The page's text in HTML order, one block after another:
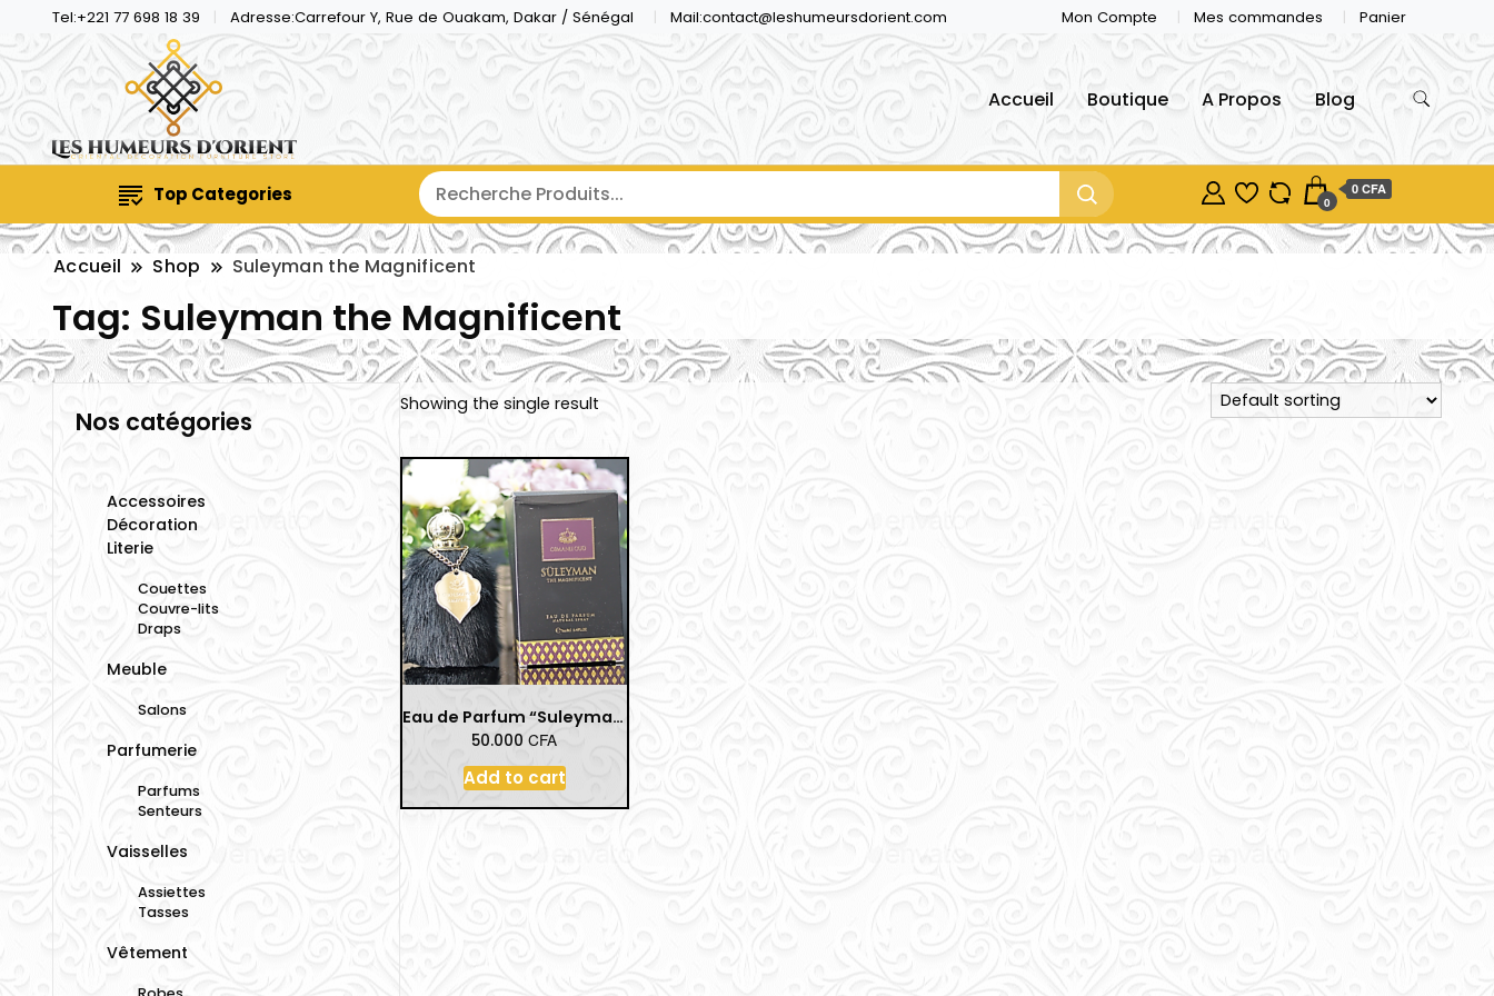
Tel:+221 77 698 18 39 Adresse:Carrefour Y, Rue de Ouakam, Dakar / Sénégal Mail:contact@leshumeursdorient.com Mon Compte Mes commandes Panier
Accueil Boutique A Propos Blog
Top Categories 0
0 CFA
Accueil Shop Suleyman the Magnificent
Tag: Suleyman the Magnificent
Showing the single result
Eau de Parfum “Suleyman the Magnificent” – 100 ml
50.000CFA
Add to cart
Nos catégories
Accessoires
Décoration
Literie
Couettes
Couvre-lits
Draps
Meuble
Salons
Parfumerie
Parfums
Senteurs
Vaisselles
Assiettes
Tasses
Vêtement